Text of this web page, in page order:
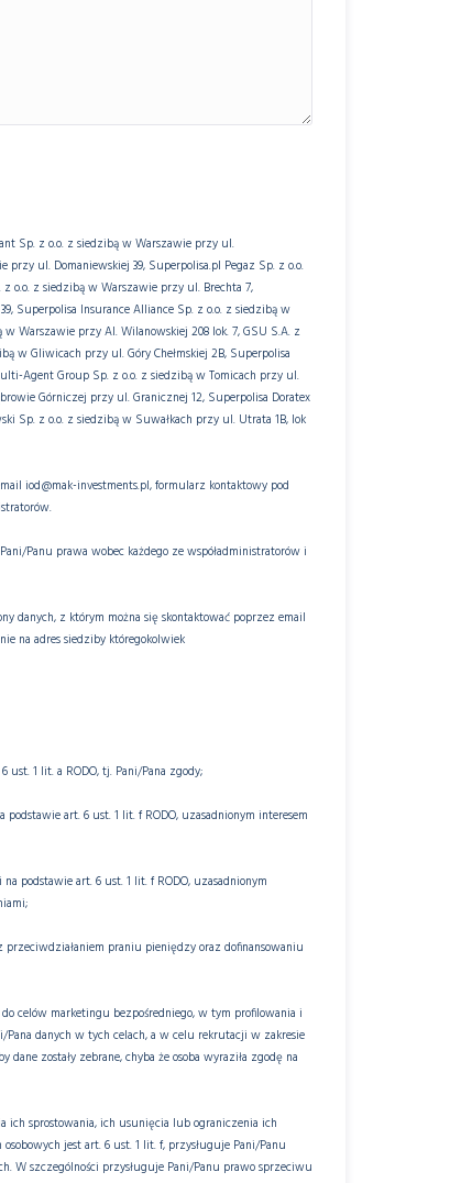
Sp. z o.o. z siedzibą w Warszawie przy ul.
ul. Domaniewskiej 39, Superpolisa.pl Pegaz Sp. z o.o.
o.o. z siedzibą w Warszawie przy ul. Brechta 7,
Superpolisa Insurance Alliance Sp. z o.o. z siedzibą w
Warszawie przy Al. Wilanowskiej 208 lok. 7, GSU S.A. z
w Gliwicach przy ul. Góry Chełmskiej 2B, Superpolisa
Agent Group Sp. z o.o. z siedzibą w Tomicach przy ul.
Górniczej przy ul. Granicznej 12, Superpolisa Doratex
Sp. z o.o. z siedzibą w Suwałkach przy ul. Utrata 1B, lok
iod@mak-investments.pl, formularz kontaktowy pod
Panu prawa wobec każdego ze współadministratorów i
danych, z którym można się skontaktować poprzez email
na adres siedziby któregokolwiek
1 lit. a RODO, tj. Pani/Pana zgody;
art. 6 ust. 1 lit. f RODO, uzasadnionym interesem
podstawie art. 6 ust. 1 lit. f RODO, uzasadnionym
praniu pieniędzy oraz dofinansowaniu
celów marketingu bezpośredniego, w tym profilowania i
danych w tych celach, a w celu rekrutacji w zakresie
zostały zebrane, chyba że osoba wyraziła zgodę na
ich sprostowania, ich usunięcia lub ograniczenia ich
jest art. 6 ust. 1 lit. f, przysługuje Pani/Panu
W szczególności przysługuje Pani/Panu prawo sprzeciwu